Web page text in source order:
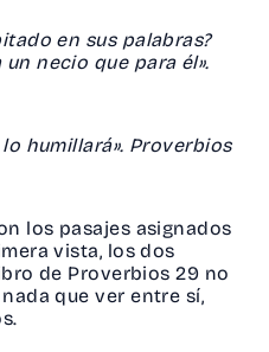
en sus palabras?
necio que para él».
humillará». Proverbios
los pasajes asignados
vista, los dos
de Proverbios 29 no
que ver entre sí,